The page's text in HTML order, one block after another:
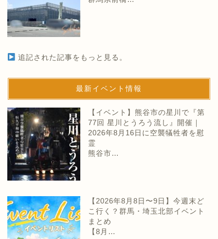
追記された記事をもっと見る。
最新イベント情報
【イベント】熊谷市の星川で『第
77回 星川とうろう流し』開催｜
2026年8月16日に空襲犠牲者を慰
霊
熊谷市…
【2026年8月8日〜9日】今週末ど
こ行く？群馬・埼玉北部イベント
まとめ
【8月…